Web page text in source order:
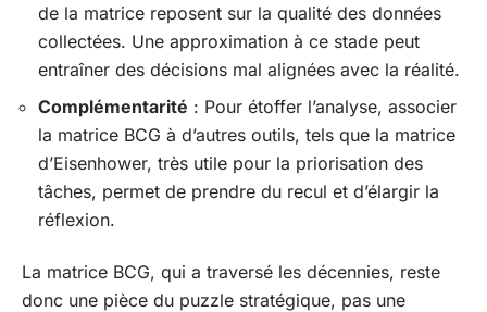
de la matrice reposent sur la qualité des données
collectées. Une approximation à ce stade peut
entraîner des décisions mal alignées avec la réalité.
Complémentarité : Pour étoffer l’analyse, associer
la matrice BCG à d’autres outils, tels que la matrice
d’Eisenhower, très utile pour la priorisation des
tâches, permet de prendre du recul et d’élargir la
réflexion.
La matrice BCG, qui a traversé les décennies, reste
donc une pièce du puzzle stratégique, pas une